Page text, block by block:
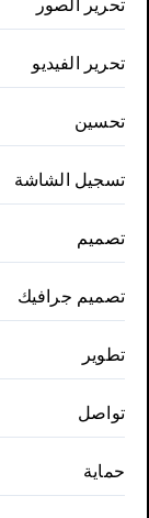
تحرير الصور
تحرير الفيديو
تحسين
تسجيل الشاشة
تصميم
تصميم جرافيك
تطوير
تواصل
حماية